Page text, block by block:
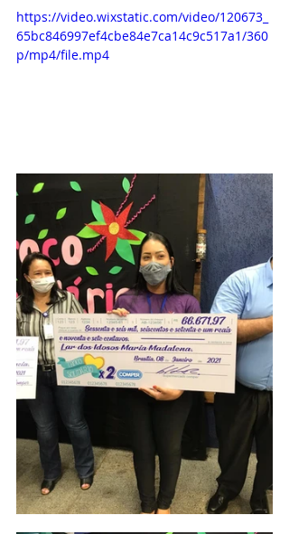
https://video.wixstatic.com/video/120673_
65bc846997ef4cbe84e7ca14c9c517a1/360
p/mp4/file.mp4